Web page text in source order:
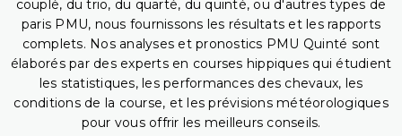
couplé, du trio, du quarté, du quinté, ou d'autres types de
paris PMU, nous fournissons les résultats et les rapports
complets. Nos analyses et pronostics PMU Quinté sont
élaborés par des experts en courses hippiques qui étudient
les statistiques, les performances des chevaux, les
conditions de la course, et les prévisions météorologiques
pour vous offrir les meilleurs conseils.